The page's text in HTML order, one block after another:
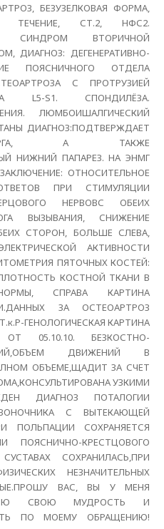
БЕЗУЗЕЛКОВАЯ ФОРМА,
ТЕЧЕНИЕ, СТ.2, НФС2.
СИНДРОМ ВТОРИЧНОЙ
ДИАГНОЗ: ДЕГЕНЕРАТИВНО-
ПОЯСНИЧНОГО ОТДЕЛА
С ПРОТРУЗИЕЙ
L5-S1. СПОНДИЛЁЗА.
ЛЮМБОИШАЛГИЧЕСКИЙ
ДИАГНОЗ:ПОДТВЕРЖДАЕТ
А ТАКЖЕ
НИЖНИЙ ПАПАРЕЗ. НА ЭНМГ
ОТНОСИТЕЛЬНОЕ
ПРИ СТИМУЛЯЦИИ
НЕРВОВС ОБЕИХ
ВЫЗЫВАНИЯ, СНИЖЕНИЕ
СТОРОН, БОЛЬШЕ СЛЕВА,
АКТИВНОСТИ
ПЯТОЧНЫХ КОСТЕЙ:
КОСТНОЙ ТКАНИ В
СПРАВА КАРТИНА
ЗА ОСТЕОАРТРОЗ
ГЕНОЛОГИЧЕСКАЯ КАРТИНА
ОТ 05.10.10. БЕЗКОСТНО-
ДВИЖЕНИЙ В
ОБЪЕМЕ,ЩАДИТ ЗА СЧЕТ
УЗКИМИ
ДИАГНОЗ ПОТАЛОГИИ
С ВЫТЕКАЮЩЕЙ
ПОЛЬПАЦИИ СОХРАНЯЕТСЯ
ПОЯСНИЧНО-КРЕСТЦОВОГО
СОХРАНИЛАСЬ,ПРИ
НЕЗНАЧИТЕЛЬНЫХ
ВАС, ВЫ У МЕНЯ
СВОЮ МУДРОСТЬ И
ПО МОЕМУ ОБРАЩЕНИЮ!